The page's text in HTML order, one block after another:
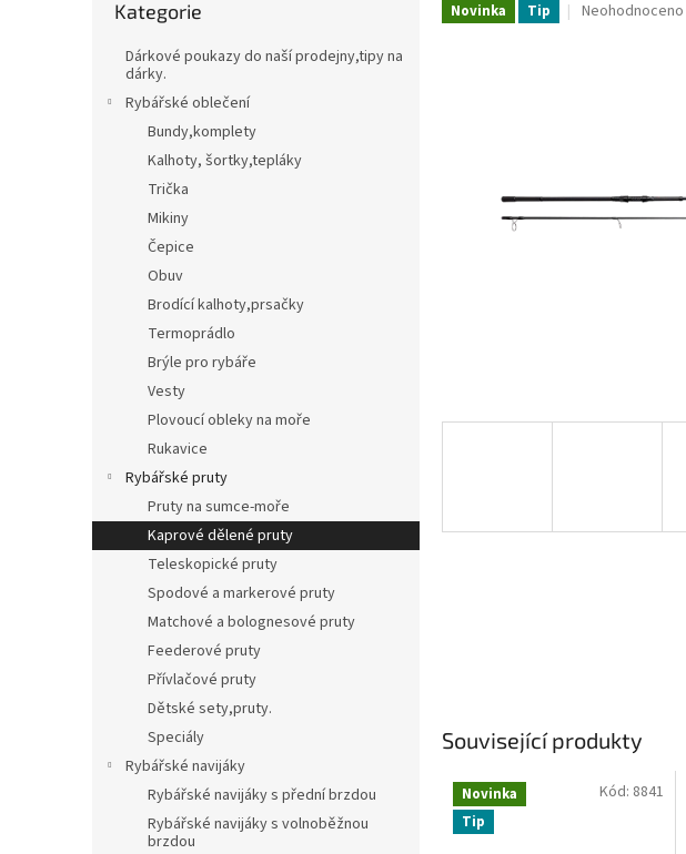
Třpytky,plandavky,Spinnerbaity,Spintaily Bižutérie-dravci
kategorie
Kategorie
Dárkové poukazy do naší prodejny,tipy na
dárky.
Rybářské oblečení
Bundy,komplety
Kalhoty, šortky,tepláky
Trička
Mikiny
Čepice
Obuv
Brodící kalhoty,prsačky
Termoprádlo
Brýle pro rybáře
Vesty
Plovoucí obleky na moře
Rukavice
Rybářské pruty
Pruty na sumce-moře
Kaprové dělené pruty
Teleskopické pruty
Spodové a markerové pruty
Matchové a bolognesové pruty
Feederové pruty
Přívlačové pruty
Dětské sety,pruty.
Speciály
Rybářské navijáky
Rybářské navijáky s přední brzdou
Rybářské navijáky s volnoběžnou
brzdou
Novinka Tip
Průměrné
Neohodnoceno
Související produkty
Novinka
Tip
Kód: 8841